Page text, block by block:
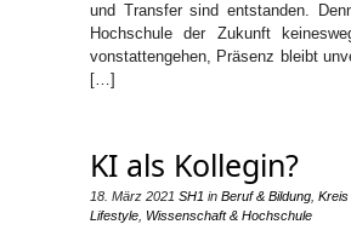
und Transfer sind entstanden.
Hochschule der Zukunft
vonstattengehen, Präsenz bleibt
[…]
KI als Kollegin?
18. März 2021 SH1 in Beruf & Bildung
Lifestyle Wissenschaft & Hochschule